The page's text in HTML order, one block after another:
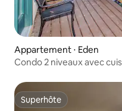
Appartement ⋅ Eden
Condo 2 niveaux avec
Superhôte
Superhôte